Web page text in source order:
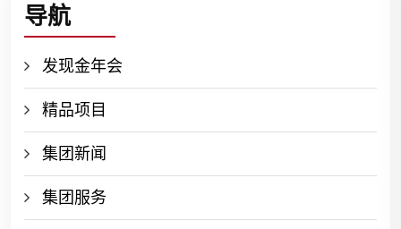
导航
发现金年会
精品项目
集团新闻
集团服务